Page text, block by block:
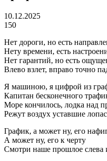
10.12.2025
150
Нет дороги, но есть
Нету времени, есть
Нет гарантий, но есть
Влево взлет, вправо точно
Я машиною, я цифрой из
Капитан бесконечного
Море кончилось, лодка над
Режут воздух уставшие
График, а может ну, его
А может ну, его к черту
Смотри наше прошлое слева